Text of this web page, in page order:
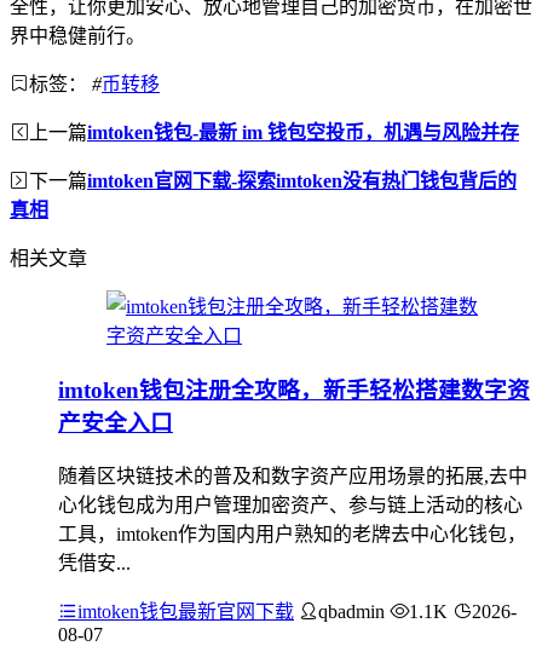
全性，让你更加安心、放心地管理自己的加密货币，在加密世
界中稳健前行。
标签： #币转移
上一篇imtoken钱包-最新 im 钱包空投币，机遇与风险并存
下一篇imtoken官网下载-探索imtoken没有热门钱包背后的
真相
相关文章
imtoken钱包注册全攻略，新手轻松搭建数字资
产安全入口
随着区块链技术的普及和数字资产应用场景的拓展,去中
心化钱包成为用户管理加密资产、参与链上活动的核心
工具，imtoken作为国内用户熟知的老牌去中心化钱包，
凭借安...
imtoken钱包最新官网下载 qbadmin 1.1K
2026-
08-07